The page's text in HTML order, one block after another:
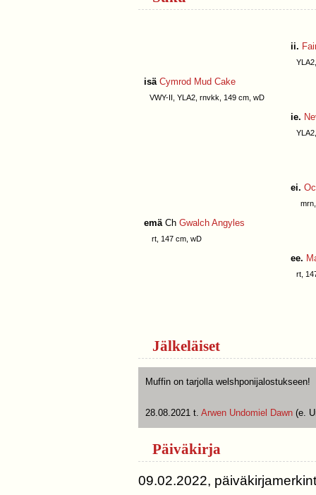
isä Cymrod Mud Cake
VWY-II, YLA2, rnvkk, 149 cm, wD
ii.
YLA2,
ie.
YLA2,
emä Ch Gwalch Angyles
rt, 147 cm, wD
ei.
mrn,
ee.
rt,
Jälkeläiset
Muffin on tarjolla welshponijalostukseen!
28.08.2021 t. Arwen Undomiel Dawn (e.
Päiväkirja
09.02.2022,